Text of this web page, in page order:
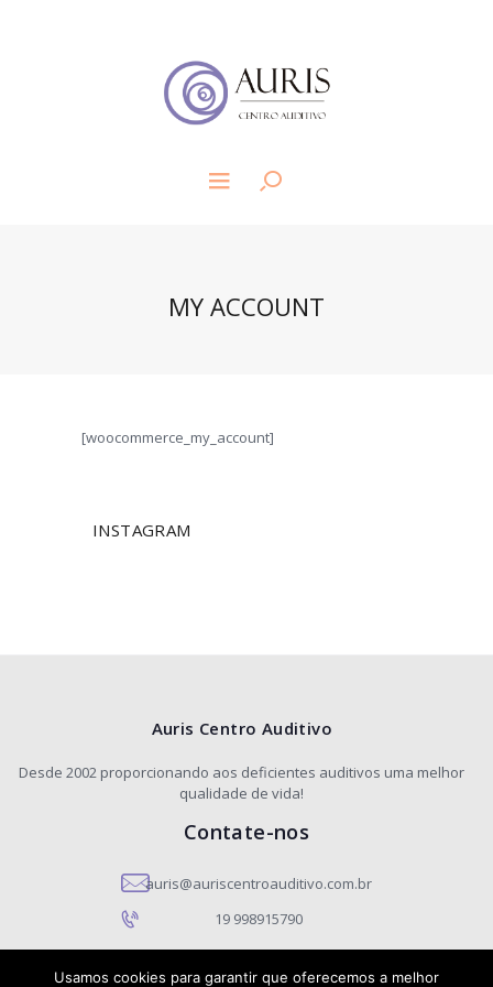
MY ACCOUNT
[woocommerce_my_account]
INSTAGRAM
Auris Centro Auditivo
Desde 2002 proporcionando aos deficientes auditivos uma melhor
qualidade de vida!
Contate-nos
auris@auriscentroauditivo.com.br
19 998915790
Usamos cookies para garantir que oferecemos a melhor